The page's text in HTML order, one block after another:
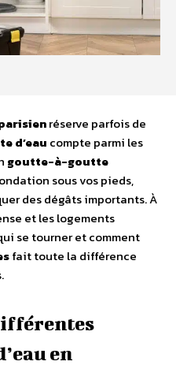
réserve parfois de
d’eau compte parmi les
goutte-à-goutte
sous vos pieds,
des dégâts importants. À
et les logements
se tourner et comment
fait toute la différence
en